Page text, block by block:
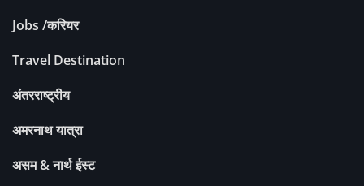
Jobs /करियर
Travel Destination
अंतरराष्ट्रीय
अमरनाथ यात्रा
असम & नार्थ ईस्ट